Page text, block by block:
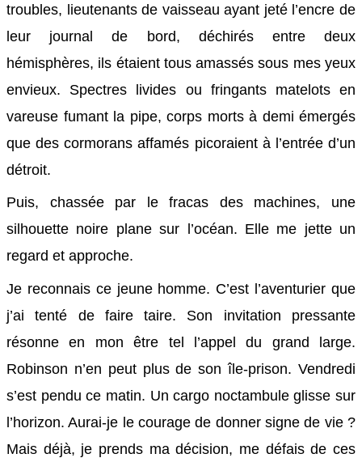
troubles, lieutenants de vaisseau ayant jeté l’encre de
leur journal de bord, déchirés entre deux
hémisphères, ils étaient tous amassés sous mes yeux
envieux. Spectres livides ou fringants matelots en
vareuse fumant la pipe, corps morts à demi émergés
que des cormorans affamés picoraient à l’entrée d’un
détroit.
Puis, chassée par le fracas des machines, une
silhouette noire plane sur l’océan. Elle me jette un
regard et approche.
Je reconnais ce jeune homme. C’est l’aventurier que
j’ai tenté de faire taire. Son invitation pressante
résonne en mon être tel l’appel du grand large.
Robinson n’en peut plus de son île-prison. Vendredi
s’est pendu ce matin. Un cargo noctambule glisse sur
l’horizon. Aurai-je le courage de donner signe de vie ?
Mais déjà, je prends ma décision, me défais de ces